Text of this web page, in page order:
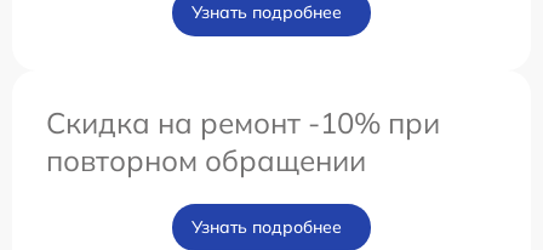
Узнать подробнее
Скидка на ремонт -10% при
повторном обращении
Узнать подробнее